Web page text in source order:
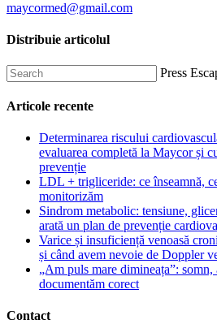
maycormed@gmail.com
Distribuie articolul
Press
Articole recente
Determinarea riscului
evaluarea completă la Maycor și
prevenție
LDL + trigliceride: ce înseamnă,
monitorizăm
Sindrom metabolic: tensiune,
arată un plan de prevenție
Varice și insuficiență venoasă
și când avem nevoie de Doppler
„Am puls mare dimineața”: somn,
documentăm corect
Contact